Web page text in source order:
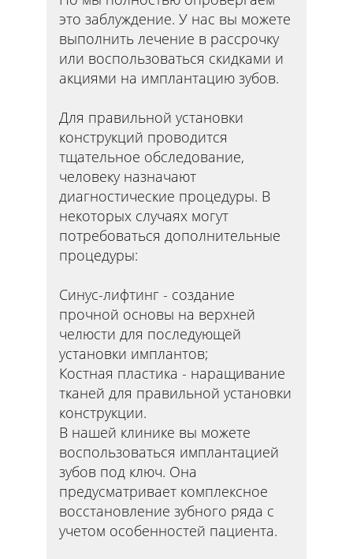
это заблуждение. У нас вы можете
выполнить лечение в рассрочку
или воспользоваться скидками и
акциями на имплантацию зубов.
Для правильной установки
конструкций проводится
тщательное обследование,
человеку назначают
диагностические процедуры. В
некоторых случаях могут
потребоваться дополнительные
процедуры:
Синус-лифтинг - создание
прочной основы на верхней
челюсти для последующей
установки имплантов;
Костная пластика - наращивание
тканей для правильной установки
конструкции.
В нашей клинике вы можете
воспользоваться имплантацией
зубов под ключ. Она
предусматривает комплексное
восстановление зубного ряда с
учетом особенностей пациента.